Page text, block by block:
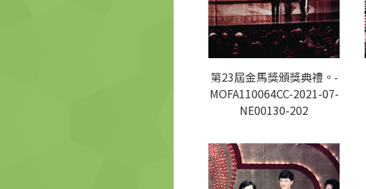
第23屆金馬獎頒獎典禮。-
MOFA110064CC-2021-07-
NE00130-202